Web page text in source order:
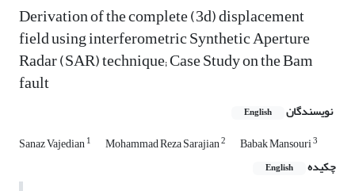
Derivation of the complete (3d) displacement
field using interferometric Synthetic Aperture
Radar (SAR) technique; Case Study on the Bam
fault
نویسندگان English
Sanaz Vajedian1 Mohammad Reza Sarajian2 Babak Mansouri3
چکیده English